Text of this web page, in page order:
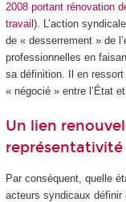
2008 portant rénovation
travail ). L’action
de « desserrement » de
professionnelles en
sa définition. Il en
« négocié » entre l’État
Un lien
représentativité
Par conséquent, quelle
acteurs syndicaux définir